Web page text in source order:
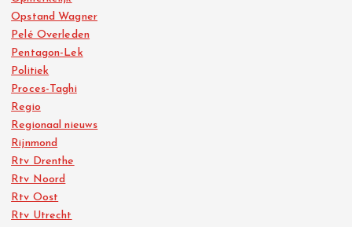
Opstand Wagner
Pelé Overleden
Pentagon-Lek
Politiek
Proces-Taghi
Regio
Regionaal nieuws
Rijnmond
Rtv Drenthe
Rtv Noord
Rtv Oost
Rtv Utrecht